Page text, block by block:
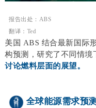
报告出处：ABS
翻译：Ted
美国 ABS 结合最新国际
构预测，研究了不同情
讨论燃料层面的展望。
全球能源需求预测